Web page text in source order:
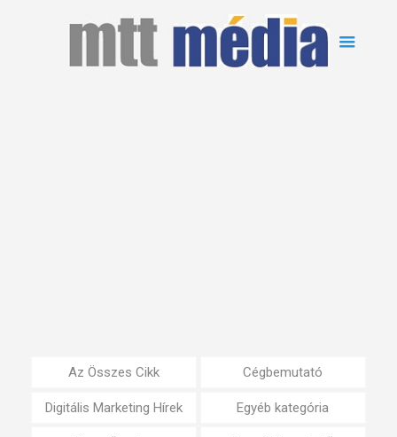
Az Összes Cikk Cégbemutató
Digitális Marketing Hírek Egyéb kategória